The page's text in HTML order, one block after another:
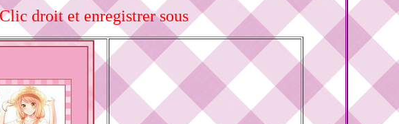
droit et enregistrer sous